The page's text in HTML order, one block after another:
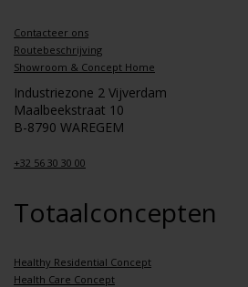
Contacteer ons
Routebeschrijving
Showroom & Concept Home
Industriezone 2 Vijverdam
Maalbeekstraat 10
B-8790 WAREGEM
+32 56 30 30 00
Totaalconcepten
Healthy Residential Concept
Health Care Concept